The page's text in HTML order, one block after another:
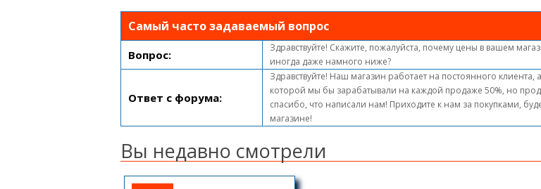
Самый часто задаваемый вопрос
Вопрос:
Здравствуйте! Скажите, пожалуйста, почему цены в вашем
иногда даже намного ниже?
Ответ с форума:
Здравствуйте! Наш магазин работает на постоянного клиента,
которой мы бы зарабатывали на каждой продаже 50%, но
спасибо, что написали нам! Приходите к нам за покупками,
магазине!
Вы недавно смотрели